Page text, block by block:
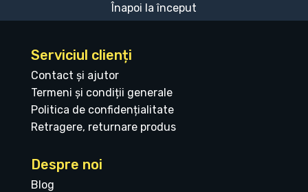
Înapoi la început
Serviciul clienți
Contact și ajutor
Termeni și condiții generale
Politica de confidențialitate
Retragere, returnare produs
Despre noi
Blog